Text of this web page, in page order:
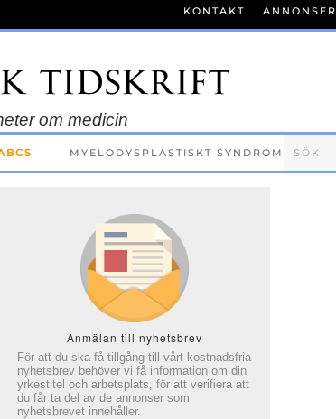
om medicin
MYELODYSPLASTISKT SYNDROM
KONTAKT ANNONSER
Anmälan till nyhetsbrev
För att du ska få tillgång till vårt kostnadsfria
nyhetsbrev behöver vi få information om din
yrkestitel och arbetsplats, för att verifiera att
du får ta del av de annonser som
nyhetsbrevet innehåller.